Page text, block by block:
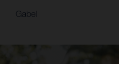
Gabel